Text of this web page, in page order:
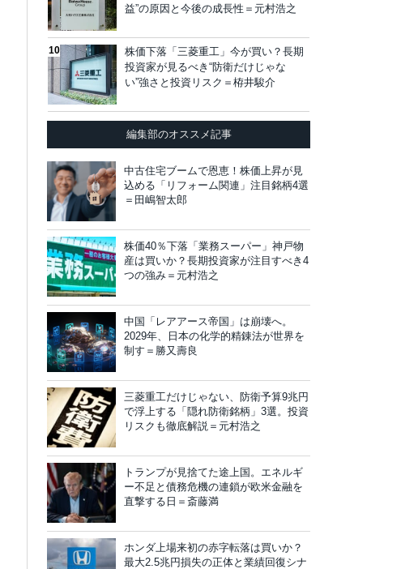
益”の原因と今後の成長性＝元村浩之
株価下落「三菱重工」今が買い？長期
投資家が見るべき“防衛だけじゃな
い”強さと投資リスク＝栫井駿介
編集部のオススメ記事
中古住宅ブームで恩恵！株価上昇が見
込める「リフォーム関連」注目銘柄4選
＝田嶋智太郎
株価40％下落「業務スーパー」神戸物
産は買いか？長期投資家が注目すべき4
つの強み＝元村浩之
中国「レアアース帝国」は崩壊へ。
2029年、日本の化学的精錬法が世界を
制す＝勝又壽良
三菱重工だけじゃない、防衛予算9兆円
で浮上する「隠れ防衛銘柄」3選。投資
リスクも徹底解説＝元村浩之
トランプが見捨てた途上国。エネルギ
ー不足と債務危機の連鎖が欧米金融を
直撃する日＝斎藤満
ホンダ上場来初の赤字転落は買いか？
最大2.5兆円損失の正体と業績回復シナ